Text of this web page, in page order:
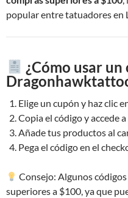
popular entre tatuadores en
¿Cómo usar un
Elige un cupón y haz clic
Copia el código y accede
Añade tus productos al
Pega el código en el
Consejo: Algunos
superiores a $100, ya que